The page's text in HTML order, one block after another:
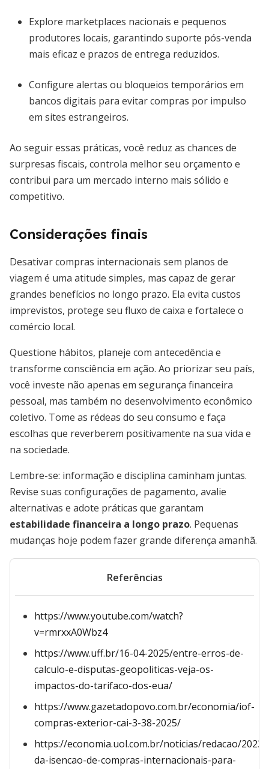
Explore marketplaces nacionais e pequenos
produtores locais, garantindo suporte pós-venda
mais eficaz e prazos de entrega reduzidos.
Configure alertas ou bloqueios temporários em
bancos digitais para evitar compras por impulso
em sites estrangeiros.
Ao seguir essas práticas, você reduz as chances de
surpresas fiscais, controla melhor seu orçamento e
contribui para um mercado interno mais sólido e
competitivo.
Considerações finais
Desativar compras internacionais sem planos de
viagem é uma atitude simples, mas capaz de gerar
grandes benefícios no longo prazo. Ela evita custos
imprevistos, protege seu fluxo de caixa e fortalece o
comércio local.
Questione hábitos, planeje com antecedência e
transforme consciência em ação. Ao priorizar seu país,
você investe não apenas em segurança financeira
pessoal, mas também no desenvolvimento econômico
coletivo. Tome as rédeas do seu consumo e faça
escolhas que reverberem positivamente na sua vida e
na sociedade.
Lembre-se: informação e disciplina caminham juntas.
Revise suas configurações de pagamento, avalie
alternativas e adote práticas que garantam
estabilidade financeira a longo prazo. Pequenas
mudanças hoje podem fazer grande diferença amanhã.
Referências
https://www.youtube.com/watch?
v=rmrxxA0Wbz4
https://www.uff.br/16-04-2025/entre-erros-de-
calculo-e-disputas-geopoliticas-veja-os-
impactos-do-tarifaco-dos-eua/
https://www.gazetadopovo.com.br/economia/iof-
compras-exterior-cai-3-38-2025/
https://economia.uol.com.br/noticias/redacao/
da-isencao-de-compras-internacionais-para-